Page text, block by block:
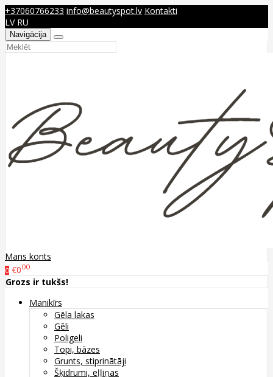
+37060766233 info@beautyspot.lv Kontakti
LV RU
Navigācija
Mans konts
0 €000
Grozs ir tukšs!
Manikīrs
Gēla lakas
Gēli
Poligeli
Topi, bāzes
Grunts, stiprinātāji
Šķidrumi, eļļiņas